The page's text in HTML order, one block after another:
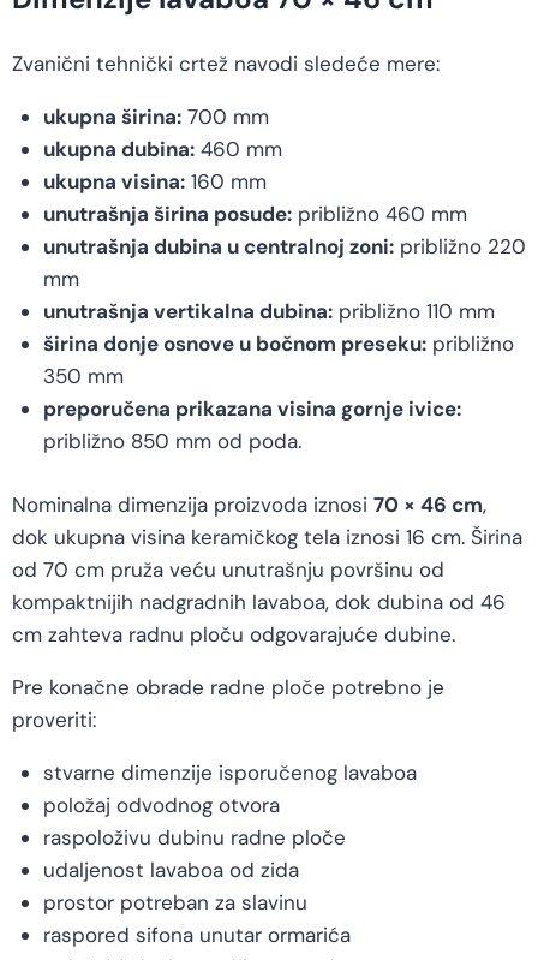
Zvanični tehnički crtež navodi sledeće mere:
ukupna širina:700 mm
ukupna dubina:460 mm
ukupna visina:160 mm
unutrašnja širina posude:približno 460 mm
unutrašnja dubina u centralnoj zoni:približno 220
mm
unutrašnja vertikalna dubina:približno 110 mm
širina donje osnove u bočnom preseku:približno
350 mm
preporučena prikazana visina gornje ivice:
približno 850 mm od poda.
Nominalna dimenzija proizvoda iznosi 70 × 46 cm,
dok ukupna visina keramičkog tela iznosi 16 cm. Širina
od 70 cm pruža veću unutrašnju površinu od
kompaktnijih nadgradnih lavaboa, dok dubina od 46
cm zahteva radnu ploču odgovarajuće dubine.
Pre konačne obrade radne ploče potrebno je
proveriti:
stvarne dimenzije isporučenog lavaboa
položaj odvodnog otvora
raspoloživu dubinu radne ploče
udaljenost lavaboa od zida
prostor potreban za slavinu
raspored sifona unutar ormarića